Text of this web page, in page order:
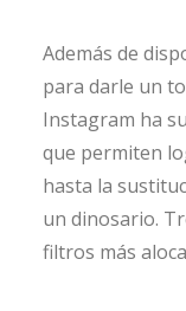
Además de
para darle un
Instagram ha
que permiten
hasta la
un dinosario.
filtros más